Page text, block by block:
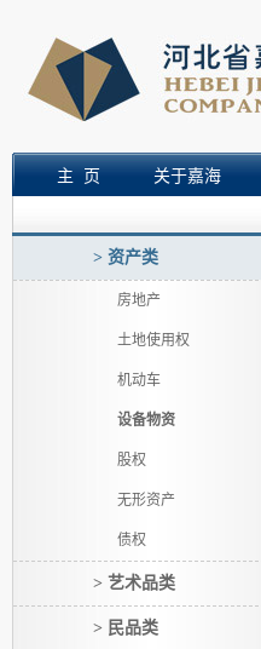
主 页 关于嘉海
> 资产类
房地产
土地使用权
机动车
设备物资
股权
无形资产
债权
> 艺术品类
> 民品类